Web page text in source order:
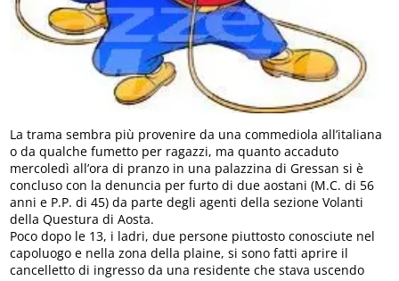
La trama sembra più provenire da una commediola all’italiana
o da qualche fumetto per ragazzi, ma quanto accaduto
mercoledì all’ora di pranzo in una palazzina di Gressan si è
concluso con la denuncia per furto di due aostani (M.C. di 56
anni e P.P. di 45) da parte degli agenti della sezione Volanti
della Questura di Aosta.
Poco dopo le 13, i ladri, due persone piuttosto conosciute nel
capoluogo e nella zona della plaine, si sono fatti aprire il
cancelletto di ingresso da una residente che stava uscendo